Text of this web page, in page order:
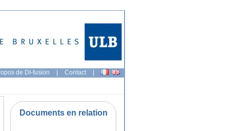
de DI-fusion | Contact |
Documents en relation